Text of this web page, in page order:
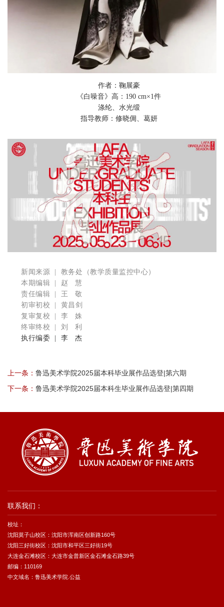
作者：鞠展豪
《白噪音》 高： 190 cm×1件
涤纶、水光缎
指导教师：修晓倜、葛妍
新闻来源 | 教务处（教学质量监控中心）
本期编辑 | 赵 慧
责任编辑 | 王 敬
初审初校 | 黄昌剑
复审复校 | 李 姝
终审终校 | 刘 利
执行编委 | 李 杰
上一条： 鲁迅美术学院2025届本科毕业展作品选登|第六期
下一条： 鲁迅美术学院2025届本科生毕业展作品选登|第四期
联系我们：
校址：
沈阳莫子山校区：沈阳市浑南区创新路160号
沈阳三好街校区：沈阳市和平区三好街19号
大连金石滩校区：大连市金普新区金石滩金石路39号
邮编：110169
中文域名：鲁迅美术学院.公益